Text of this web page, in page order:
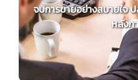
จบการขายอย่างสบายใจ
หลังก